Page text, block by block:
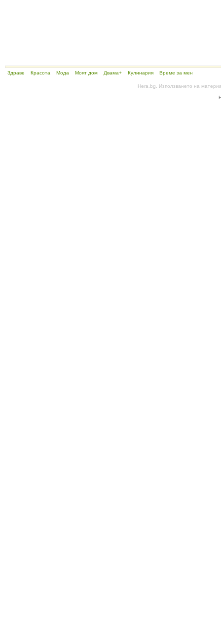
Здраве Красота Мода Моят дом Двама+ Кулинария Време за мен
Hera.bg. Използването на